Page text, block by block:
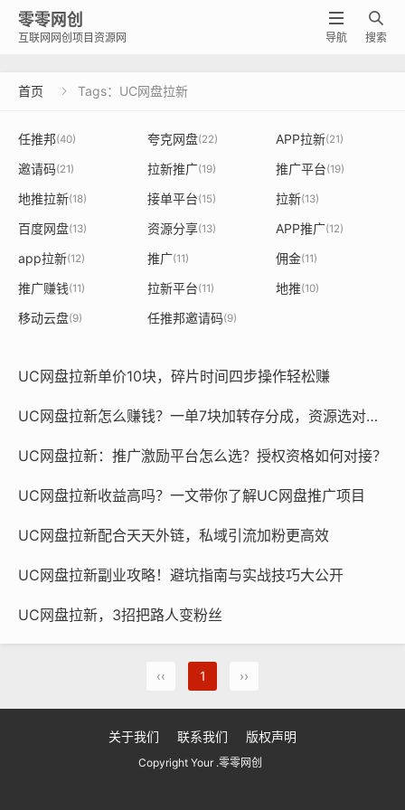
零零网创
互联网网创项目资源网

搜索

导航
首页  Tags：UC网盘拉新
任推邦(40) 夸克网盘(22) APP拉新(21)
邀请码(21) 拉新推广(19) 推广平台(19)
地推拉新(18) 接单平台(15) 拉新(13)
百度网盘(13) 资源分享(13) APP推广(12)
app拉新(12) 推广(11) 佣金(11)
推广赚钱(11) 拉新平台(11) 地推(10)
移动云盘(9) 任推邦邀请码(9)
UC网盘拉新单价10块，碎片时间四步操作轻松赚
UC网盘拉新怎么赚钱？一单7块加转存分成，资源选对是关键
UC网盘拉新：推广激励平台怎么选？授权资格如何对接？
UC网盘拉新收益高吗？一文带你了解UC网盘推广项目
UC网盘拉新配合天天外链，私域引流加粉更高效
UC网盘拉新副业攻略！避坑指南与实战技巧大公开
UC网盘拉新，3招把路人变粉丝
‹‹ 1 ››
关于我们 联系我们 版权声明
Copyright Your .零零网创